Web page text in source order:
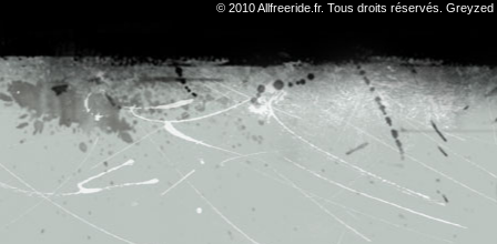
© 2010 Allfreeride.fr. Tous droits réservés.